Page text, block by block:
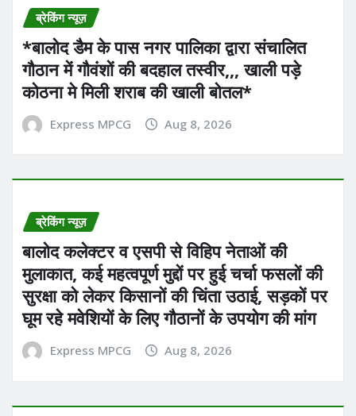
ब्रेकिंग न्यूज़
*बालोद डैम के पास नगर पालिका द्वारा संचालित
गौठान में गौवंशों की बदहाल तस्वीर,,, खाली पड़े
कोठना मे मिली शराब की खाली बोतल*
Express MPCG Aug 8, 2026
ब्रेकिंग न्यूज़
बालोद कलेक्टर व एसपी से विहिप नेताओं की
मुलाकात, कई महत्वपूर्ण मुद्दों पर हुई चर्चा फसलों की
सुरक्षा को लेकर किसानों की चिंता उठाई, सड़कों पर
घूम रहे मवेशियों के लिए गौठानों के उपयोग की मांग
Express MPCG Aug 8, 2026